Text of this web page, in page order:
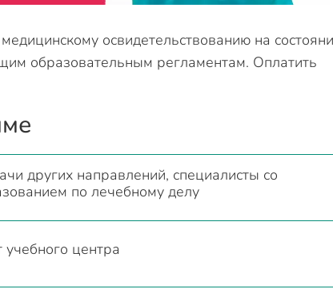
освидетельствованию на
образовательным регламентам. Оплатить
других направлений, специалисты со
по лечебному делу
центра